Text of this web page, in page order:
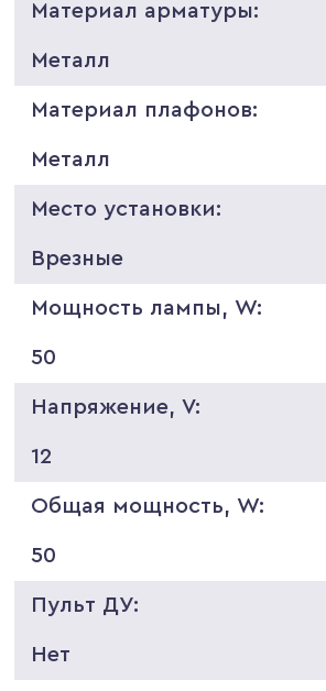
Материал арматуры:
Металл
Материал плафонов:
Металл
Место установки:
Врезные
Мощность лампы, W:
50
Напряжение, V:
12
Общая мощность, W:
50
Пульт ДУ:
Нет